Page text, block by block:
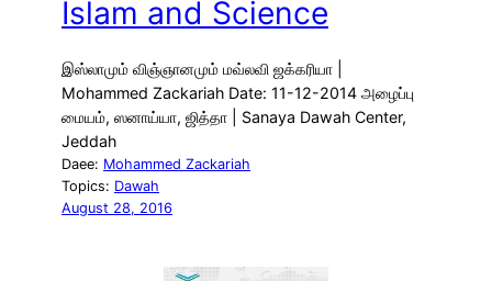
Islam and Science
இஸ்லாமும் விஞ்ஞானமும் மவ்லவி ஜக்கரியா |
Mohammed Zackariah Date: 11-12-2014 அழைப்பு
மையம், ஸனாய்யா, ஜித்தா | Sanaya Dawah Center,
Jeddah
Daee: Mohammed Zackariah
Topics: Dawah
August 28, 2016